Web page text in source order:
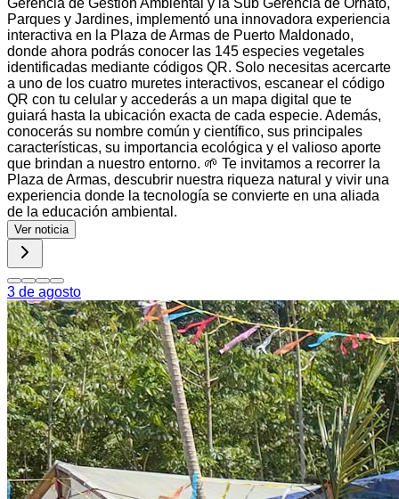
alcalde Luis Alberto Bocángel Ramírez, participó en las
actividades conmemorativas por el 14.° aniversario de la
Asociación de Agricultores Valle Inambari, realizadas en el
centro poblado Santa Rosa, distrito de Inambari, donde
también participó el alcalde distrital Juan Jesús Tovar
Fanola. Durante la celebración, agricultores y vecinos del
sector exhibieron sus mejores productos, destacando que el
Valle Inambari es una zona netamente cacaotera, cuyos
derivados fueron expuestos en una vitrina para los
asistentes. Asimismo, se reafirmó el compromiso de
continuar promoviendo acciones que contribuyan al
desarrollo de las comunidades y al mejoramiento de las vías
de integración, fortaleciendo el crecimiento del sector. 🎊
¡Feliz 14.° aniversario a la Asociación de Agricultores Valle
Inambari! Les deseamos muchos años más de trabajo, unión
y prosperidad.
Ver noticia
3 de agosto